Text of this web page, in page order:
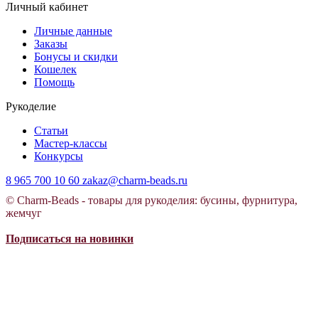
Личный кабинет
Личные данные
Заказы
Бонусы и скидки
Кошелек
Помощь
Рукоделие
Статьи
Мастер-классы
Конкурсы
8 965 700 10 60 zakaz@charm-beads.ru
© Charm-Beads - товары для рукоделия: бусины, фурнитура,
жемчуг
Подписаться на новинки